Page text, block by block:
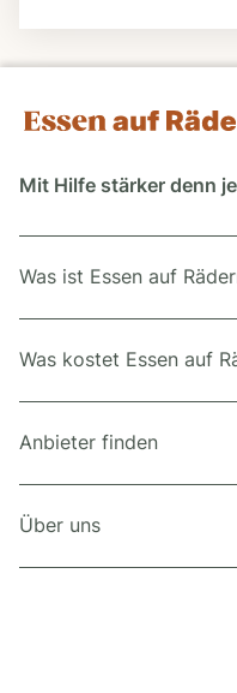
Mit Hilfe stärker denn
Was ist Essen auf
Was kostet Essen auf
Anbieter finden
Über uns